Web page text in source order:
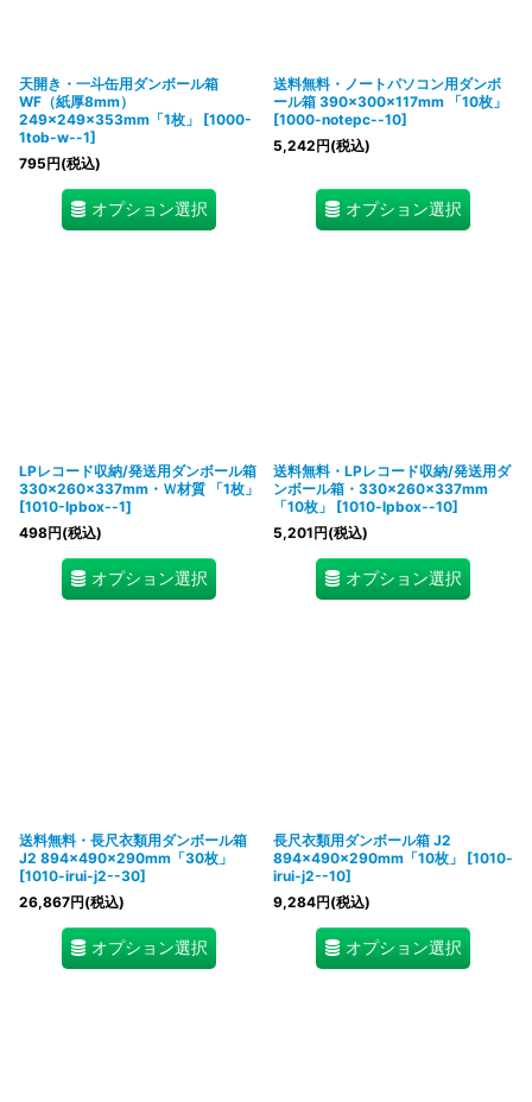
天開き・一斗缶用ダンボール箱
WF（紙厚8mm）
249×249×353mm「1枚」
[1000-
1tob-w--1]
795円(税込)
オプション選択
送料無料・ノートパソコン用ダンボ
ール箱 390×300×117mm 「10枚」
[1000-notepc--10]
5,242円(税込)
オプション選択
LPレコード収納/発送用ダンボール箱
330×260×337mm・Ｗ材質 「1枚」
[1010-lpbox--1]
498円(税込)
オプション選択
送料無料・LPレコード収納/発送用ダ
ンボール箱・330×260×337mm
「10枚」
[1010-lpbox--10]
5,201円(税込)
オプション選択
送料無料・長尺衣類用ダンボール箱
J2 894×490×290mm「30枚」
[1010-irui-j2--30]
26,867円(税込)
オプション選択
長尺衣類用ダンボール箱 J2
894×490×290mm「10枚」
[1010-
irui-j2--10]
9,284円(税込)
オプション選択